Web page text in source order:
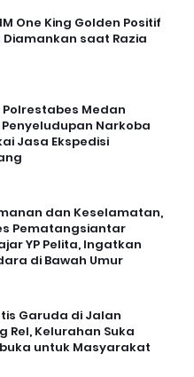
One King Golden Positif
Diamankan saat Razia
Medan
Narkoba
Jasa Ekspedisi
dan Keselamatan,
Pematangsiantar
YP Pelita, Ingatkan
di Bawah Umur
Garuda di Jalan
Rel, Kelurahan Suka
untuk Masyarakat